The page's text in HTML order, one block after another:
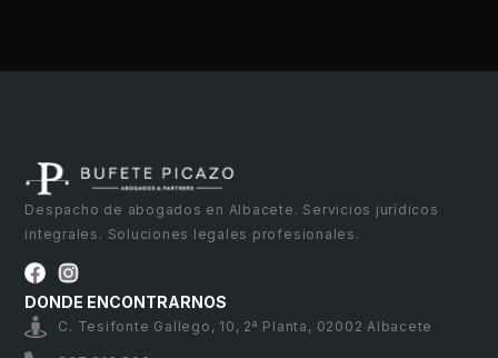
Despacho de abogados en Albacete. Servicios jurídicos
integrales. Soluciones legales profesionales.
DONDE ENCONTRARNOS
C. Tesifonte Gallego, 10, 2ª Planta, 02002 Albacete